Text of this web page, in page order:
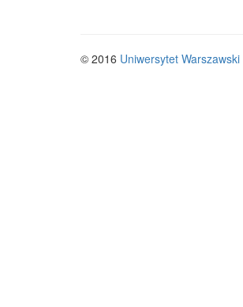
© 2016 Uniwersytet Warszawski